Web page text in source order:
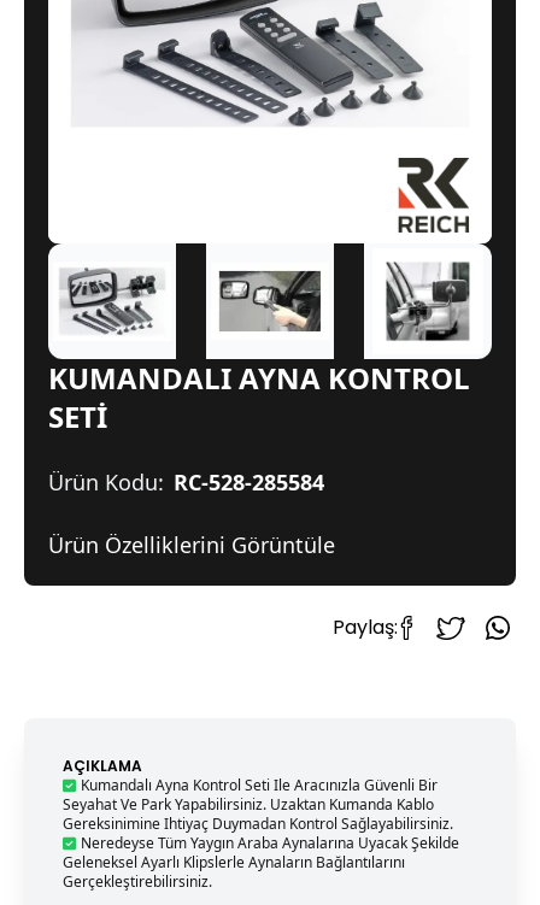
KUMANDALI AYNA KONTROL
SETİ
Ürün Kodu: RC-528-285584
Ürün Özelliklerini Görüntüle
Paylaş:
AÇIKLAMA
Kumandalı Ayna Kontrol Seti Ile Aracınızla Güvenli Bir
Seyahat Ve Park Yapabilirsiniz. Uzaktan Kumanda Kablo
Gereksinimine Ihtiyaç Duymadan Kontrol Sağlayabilirsiniz.
Neredeyse Tüm Yaygın Araba Aynalarına Uyacak Şekilde
Geleneksel Ayarlı Klipslerle Aynaların Bağlantılarını
Gerçekleştirebilirsiniz.